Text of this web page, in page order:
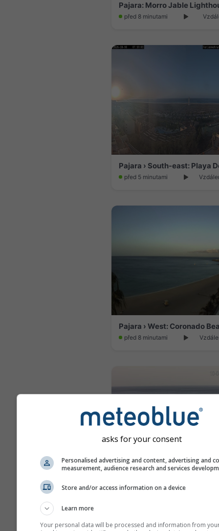
Pajara: Morro Jable
před 8 minutami
Pajara › South-east: Playa
před 5 minutami
před 8 minutami
asks for your consent
Personalised advertising and content, advertising and
measurement, audience research and services
Store and/or access information on a device
Learn more
Your personal data will be processed and information from